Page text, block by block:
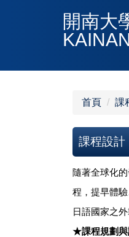
內
開南大
首頁 課
課程設計
隨著全球化
程，提早體
日語國家之
★課程規劃